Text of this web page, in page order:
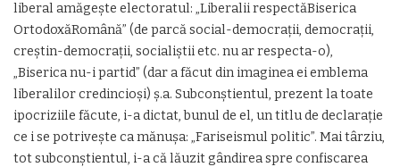
liberal amăgește electoratul: „Liberalii respectăBiserica
OrtodoxăRomână” (de parcă social-democrații, democrații,
creștin-democrații, socialiștii etc. nu ar respecta-o),
„Biserica nu-i partid” (dar a făcut din imaginea ei emblema
liberalilor credincioși) ș.a. Subconștientul, prezent la toate
ipocriziile făcute, i-a dictat, bunul de el, un titlu de declarație
ce i se potrivește ca mănușa: „Fariseismul politic”. Mai târziu,
tot subconștientul, i-a că lăuzit gândirea spre confiscarea